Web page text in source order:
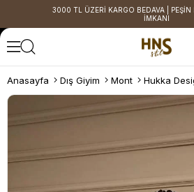
3000 TL ÜZERİ KARGO BEDAVA |
İMKANI
Anasayfa Dış Giyim Mont Hukka